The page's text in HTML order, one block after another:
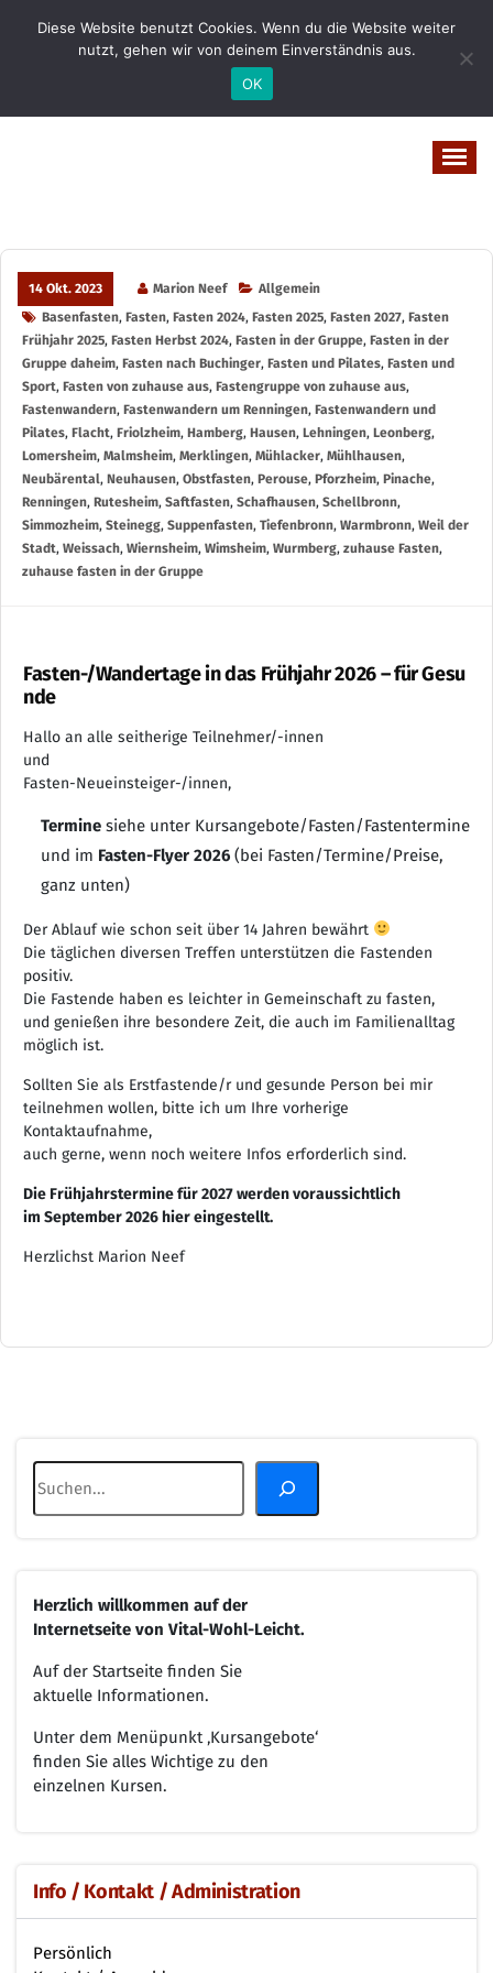
Inhalt
14 Okt. 2023 Marion Neef
Allgemein
Basenfasten, Fasten, Fasten 2024, Fasten 2025, Fasten 2027, Fasten
Frühjahr 2025, Fasten Herbst 2024, Fasten in der Gruppe, Fasten in der
Gruppe daheim, Fasten nach Buchinger, Fasten und Pilates, Fasten und
Sport, Fasten von zuhause aus, Fastengruppe von zuhause aus,
Fastenwandern, Fastenwandern um Renningen, Fastenwandern und
Pilates, Flacht, Friolzheim, Hamberg, Hausen, Lehningen, Leonberg,
Lomersheim, Malmsheim, Merklingen, Mühlacker, Mühlhausen,
Neubärental, Neuhausen, Obstfasten, Perouse, Pforzheim, Pinache,
Renningen, Rutesheim, Saftfasten, Schafhausen, Schellbronn,
Simmozheim, Steinegg, Suppenfasten, Tiefenbronn, Warmbronn, Weil der
Stadt, Weissach, Wiernsheim, Wimsheim, Wurmberg, zuhause Fasten,
zuhause fasten in der Gruppe
Fasten-/Wandertage in das Frühjahr 2026 – für Gesu
nde
Hallo an alle seitherige Teilnehmer/-innen
und
Fasten-Neueinsteiger-/innen,
Termine siehe unter Kursangebote/Fasten/Fastentermine
und im Fasten-Flyer 2026 (bei Fasten/Termine/Preise,
ganz unten)
Der Ablauf wie schon seit über 14 Jahren bewährt
Die täglichen diversen Treffen unterstützen die Fastenden
positiv.
Die Fastende haben es leichter in Gemeinschaft zu fasten,
und genießen ihre besondere Zeit, die auch im Familienalltag
möglich ist.
Sollten Sie als Erstfastende/r und gesunde Person bei mir
teilnehmen wollen, bitte ich um Ihre vorherige
Kontaktaufnahme,
auch gerne, wenn noch weitere Infos erforderlich sind.
Die Frühjahrstermine für 2027 werden voraussichtlich
im September 2026 hier eingestellt.
Herzlichst Marion Neef
Suchen
Herzlich willkommen auf der
Internetseite von Vital-Wohl-Leicht.
Auf der Startseite finden Sie
aktuelle Informationen.
Unter dem Menüpunkt ‚Kursangebote‘
finden Sie alles Wichtige zu den
einzelnen Kursen.
Info / Kontakt / Administration
Persönlich
Diese Website benutzt Cookies. Wenn du die Website weiter
nutzt, gehen wir von deinem Einverständnis aus.
OK